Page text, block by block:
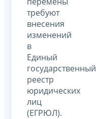
требуют
внесения
изменений
в
Единый
государственный
реестр
юридических
лиц
(ЕГРЮЛ).